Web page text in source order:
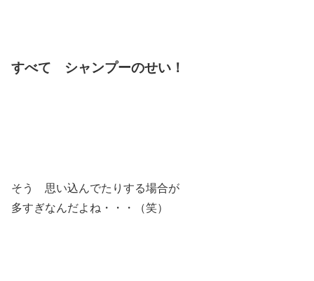
すべて シャンプーのせい！
そう 思い込んでたりする場合が
多すぎなんだよね・・・（笑）